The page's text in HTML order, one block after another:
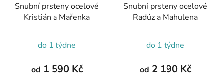
Snubní prsteny ocelové
Kristián a Mařenka
do 1 týdne
od 1 590 Kč
Snubní prsteny ocelové
Radúz a Mahulena
do 1 týdne
od 2 190 Kč